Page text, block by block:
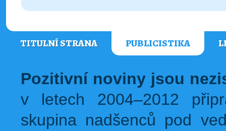
TITULNÍ STRANA PUBLICISTIKA
Pozitivní noviny jsou
v letech 2004–2012
skupina nadšenců pod